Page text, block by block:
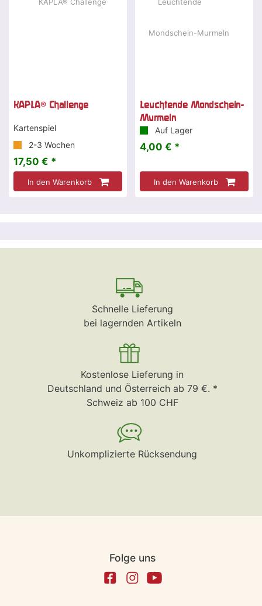
KAPLA® Challenge
Kartenspiel
2-3 Wochen
17,50 € *
In den Warenkorb
Leuchtende Mondschein-
Murmeln
Auf Lager
4,00 € *
In den Warenkorb
Schnelle Lieferung
bei lagernden Artikeln
Kostenlose Lieferung in
Deutschland und Österreich ab 79 €. *
Schweiz ab 100 CHF
Unkomplizierte Rücksendung
Folge uns